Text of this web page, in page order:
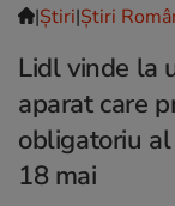
|Ştiri|Știri
Lidl vinde la
aparat care
obligatoriu al
18 mai